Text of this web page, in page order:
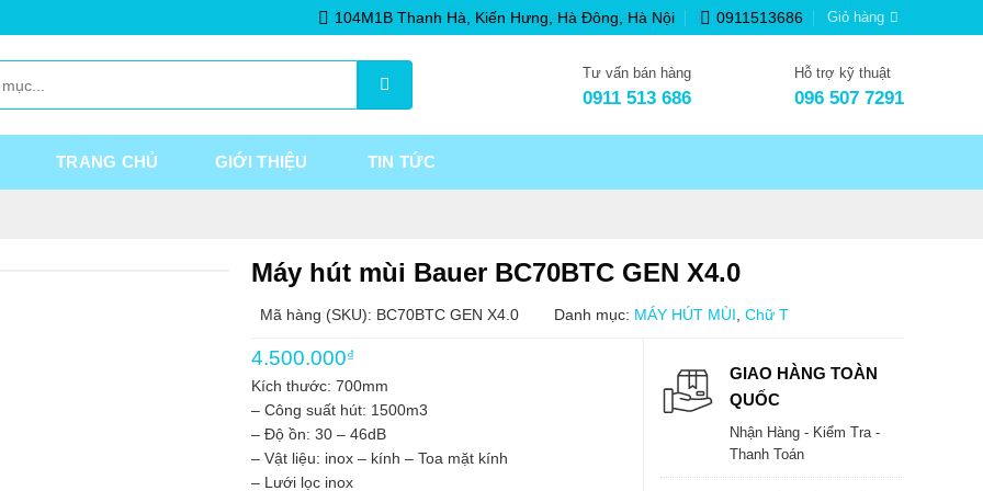
104M1B Thanh Hà, Kiến Hưng, Hà Đông, Hà Nội 0911513686 Giỏ hàng
Tư vấn bán hàng
0911 513 686
Hỗ trợ kỹ thuật
096 507 7291
TRANG CHỦ GIỚI THIỆU TIN TỨC
Máy hút mùi Bauer BC70BTC GEN X4.0
Mã hàng (SKU): BC70BTC GEN X4.0 Danh mục: MÁY HÚT MÙI Chữ T
4.500.000₫
Kích thước: 700mm
– Công suất hút: 1500m3
– Độ ồn: 30 – 46dB
– Vật liệu: inox – kính – Toa mặt kính
– Lưới lọc inox
GIAO HÀNG TOÀN
QUỐC
Nhận Hàng - Kiểm Tra -
Thanh Toán